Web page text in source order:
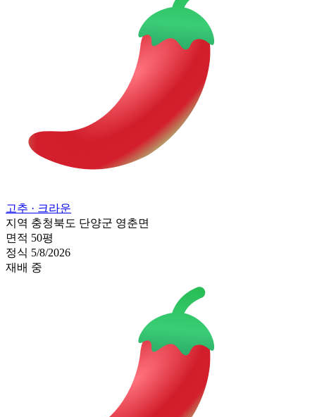
고추 · 크라운
지역 충청북도 단양군 영춘면
면적 50평
정식 5/8/2026
재배 중